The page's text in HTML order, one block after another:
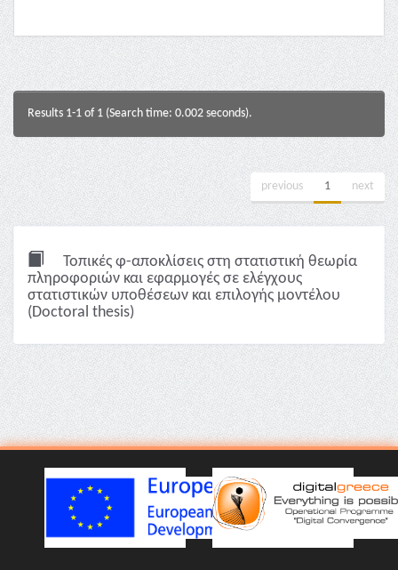
Results 1-1 of 1 (Search time: 0.002 seconds).
previous 1 next
Τοπικές φ-αποκλίσεις στη στατιστική θεωρία
πληροφοριών και εφαρμογές σε ελέγχους
στατιστικών υποθέσεων και επιλογής μοντέλου
(Doctoral thesis)